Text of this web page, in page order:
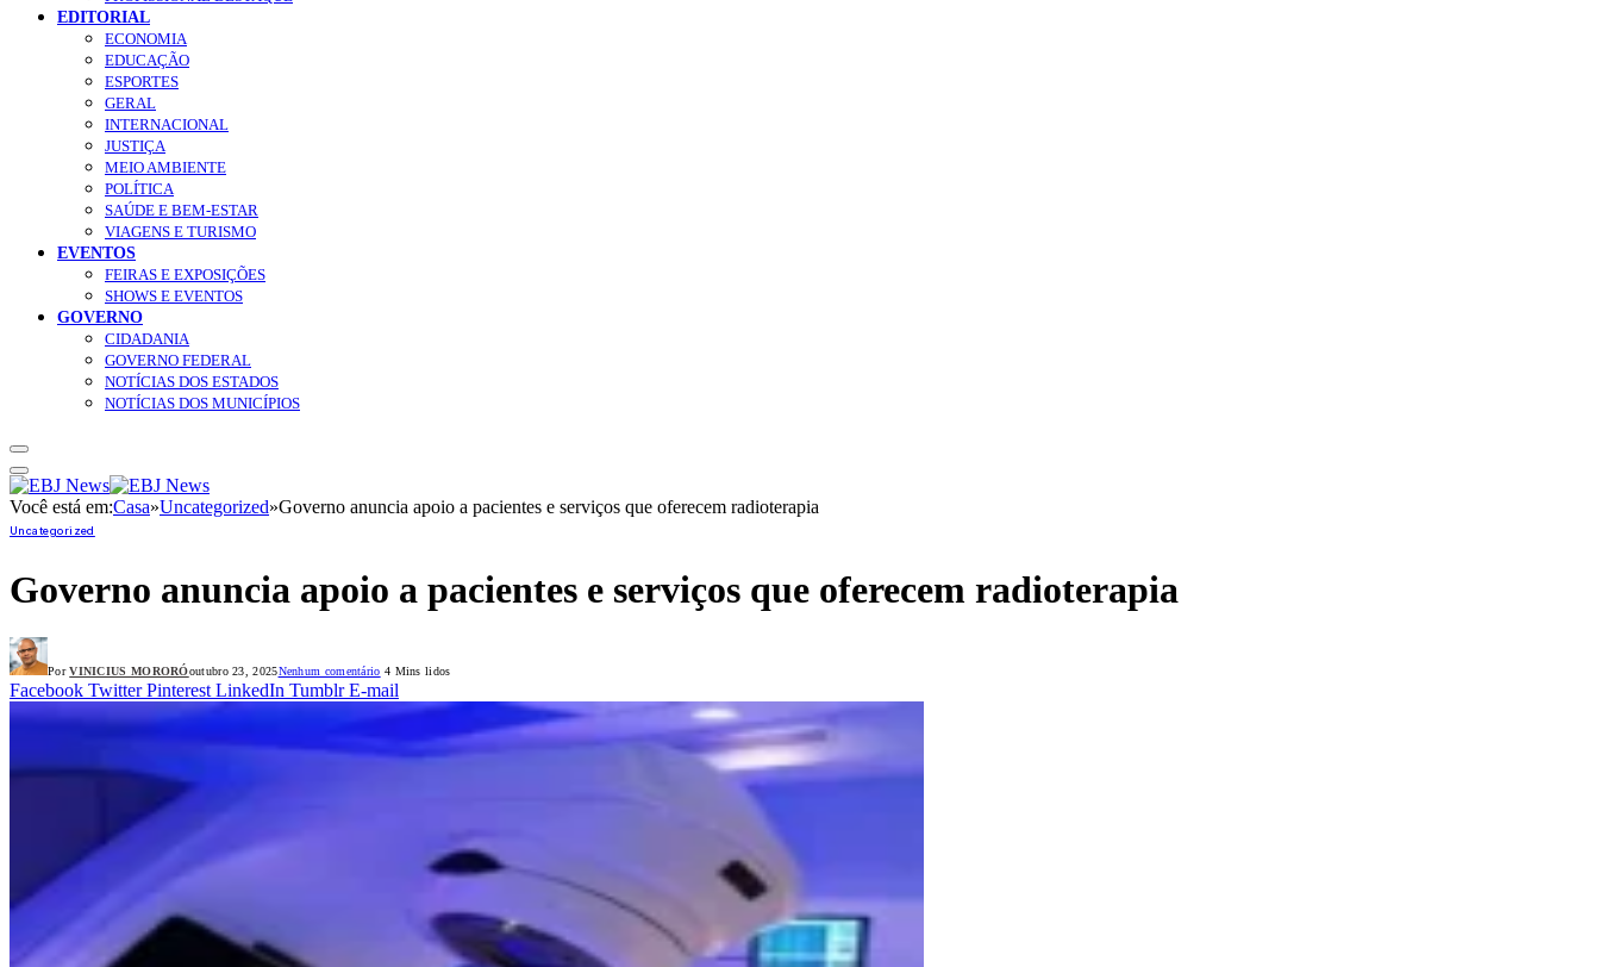
EDITORIAL
ECONOMIA
EDUCAÇÃO
ESPORTES
GERAL
INTERNACIONAL
JUSTIÇA
MEIO AMBIENTE
POLÍTICA
SAÚDE E BEM-ESTAR
VIAGENS E TURISMO
EVENTOS
FEIRAS E EXPOSIÇÕES
SHOWS E EVENTOS
GOVERNO
CIDADANIA
GOVERNO FEDERAL
NOTÍCIAS DOS ESTADOS
NOTÍCIAS DOS MUNICÍPIOS
Você está em:Casa»Uncategorized»Governo anuncia apoio a pacientes e serviços que oferecem radioterapia
Uncategorized
Governo anuncia apoio a pacientes e serviços que oferecem radioterapia
Por VINICIUS MORORÓoutubro 23, 2025Nenhum comentário 4 Mins lidos
Facebook Twitter Pinterest LinkedIn Tumblr E-mail